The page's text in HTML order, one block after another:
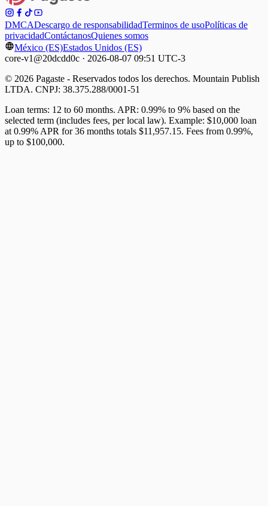
DMCADescargo de responsabilidadTerminos de usoPolíticas de
privacidadContáctanosQuienes somos
México (ES)Estados Unidos (ES)
core-v1@20dcdd0c · 2026-08-07 09:51 UTC-3
© 2026 Pagaste - Reservados todos los derechos. Mountain Publish
LTDA. CNPJ: 38.375.288/0001-51
Loan terms: 12 to 60 months. APR: 0.99% to 9% based on the
selected term (includes fees, per local law). Example: $10,000 loan
at 0.99% APR for 36 months totals $11,957.15. Fees from 0.99%,
up to $100,000.